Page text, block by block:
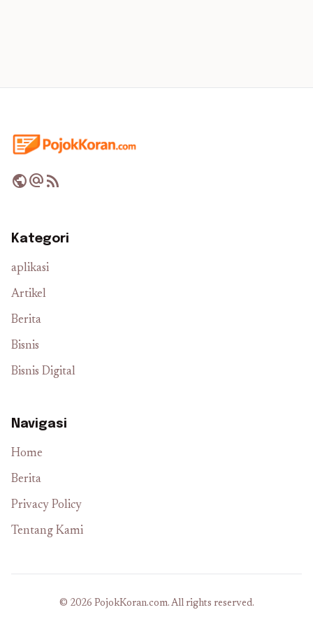
publicalternate_emailrss_feed
Kategori
aplikasi
Artikel
Berita
Bisnis
Bisnis Digital
Navigasi
Home
Berita
Privacy Policy
Tentang Kami
© 2026 PojokKoran.com. All rights reserved.